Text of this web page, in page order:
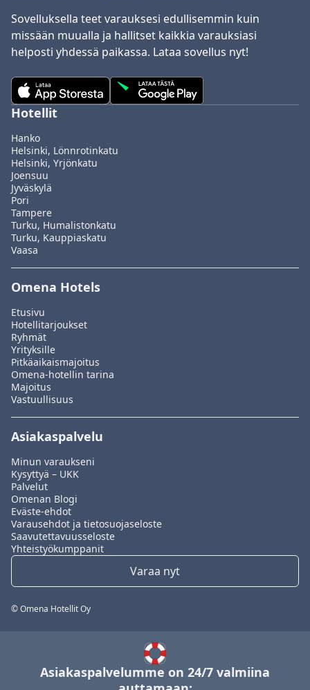
Sovelluksella teet varauksesi edullisemmin kuin
missään muualla ja hallitset kaikkia varauksiasi
helposti yhdessä paikassa. Lataa sovellus nyt!
Hotellit
Hanko
Helsinki, Lönnrotinkatu
Helsinki, Yrjönkatu
Joensuu
Jyväskylä
Pori
Tampere
Turku, Humalistonkatu
Turku, Kauppiaskatu
Vaasa
Omena Hotels
Etusivu
Hotellitarjoukset
Ryhmät
Yrityksille
Pitkäaikaismajoitus
Omena-hotellin tarina
Majoitus
Vastuullisuus
Asiakaspalvelu
Minun varaukseni
Kysyttyä – UKK
Palvelut
Omenan Blogi
Eväste-ehdot
Varausehdot ja tietosuojaseloste
Saavutettavuusseloste
Yhteistyökumppanit
Varaa nyt
© Omena Hotellit Oy
Asiakaspalvelumme on 24/7 valmiina